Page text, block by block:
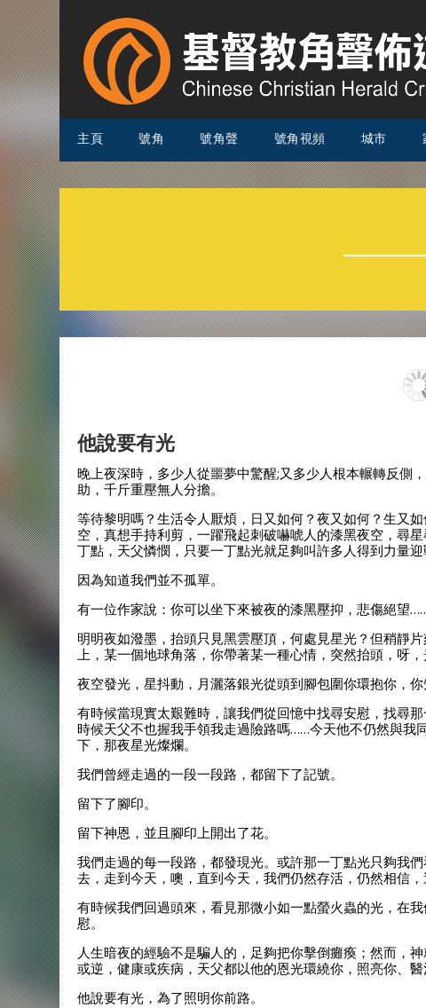
主頁 號角 號角聲 號角視頻 城市
他說要有光
晚上夜深時，多少人從噩夢中驚醒;又多少人根本輾轉反側
助，千斤重壓無人分擔。
等待黎明嗎？生活令人厭煩，日又如何？夜又如何？生又
空，真想手持利剪，一躍飛起刺破嚇唬人的漆黑夜空，尋
丁點，天父憐憫，只要一丁點光就足夠叫許多人得到力量迎
因為知道我們並不孤單。
有一位作家說：你可以坐下來被夜的漆黑壓抑，悲傷絕望
明明夜如潑墨，抬頭只見黑雲壓頂，何處見星光？但稍靜
上，某一個地球角落，你帶著某一種心情，突然抬頭，呀，
夜空發光，星抖動，月灑落銀光從頭到腳包圍你環抱你，你
有時候當現實太艱難時，讓我們從回憶中找尋安慰，找尋
時候天父不也握我手領我走過險路嗎……今天他不仍然與我
下，那夜星光燦爛。
我們曾經走過的一段一段路，都留下了記號。
留下了腳印。
留下神恩，並且腳印上開出了花。
我們走過的每一段路，都發現光。或許那一丁點光只夠我
去，走到今天，噢，直到今天，我們仍然存活，仍然相信
有時候我們回過頭來，看見那微小如一點螢火蟲的光，在
慰。
人生暗夜的經驗不是騙人的，足夠把你擊倒癱瘓；然而，
或逆，健康或疾病，天父都以他的恩光環繞你，照亮你、醫
他說要有光，為了照明你前路。